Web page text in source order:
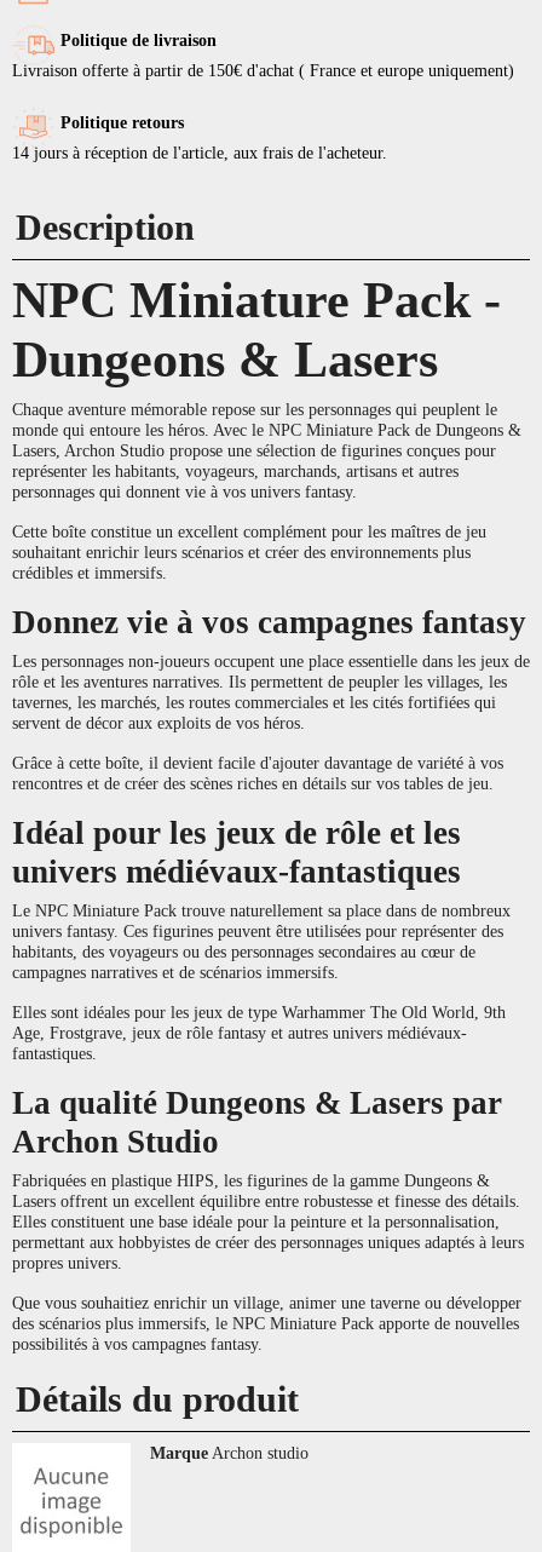
Politique de livraison
Livraison offerte à partir de 150€ d'achat ( France et europe uniquement)
Politique retours
14 jours à réception de l'article, aux frais de l'acheteur.
Description
NPC Miniature Pack -
Dungeons & Lasers
Chaque aventure mémorable repose sur les personnages qui peuplent le
monde qui entoure les héros. Avec le NPC Miniature Pack de Dungeons &
Lasers, Archon Studio propose une sélection de figurines conçues pour
représenter les habitants, voyageurs, marchands, artisans et autres
personnages qui donnent vie à vos univers fantasy.
Cette boîte constitue un excellent complément pour les maîtres de jeu
souhaitant enrichir leurs scénarios et créer des environnements plus
crédibles et immersifs.
Donnez vie à vos campagnes fantasy
Les personnages non-joueurs occupent une place essentielle dans les jeux de
rôle et les aventures narratives. Ils permettent de peupler les villages, les
tavernes, les marchés, les routes commerciales et les cités fortifiées qui
servent de décor aux exploits de vos héros.
Grâce à cette boîte, il devient facile d'ajouter davantage de variété à vos
rencontres et de créer des scènes riches en détails sur vos tables de jeu.
Idéal pour les jeux de rôle et les
univers médiévaux-fantastiques
Le NPC Miniature Pack trouve naturellement sa place dans de nombreux
univers fantasy. Ces figurines peuvent être utilisées pour représenter des
habitants, des voyageurs ou des personnages secondaires au cœur de
campagnes narratives et de scénarios immersifs.
Elles sont idéales pour les jeux de type Warhammer The Old World, 9th
Age, Frostgrave, jeux de rôle fantasy et autres univers médiévaux-
fantastiques.
La qualité Dungeons & Lasers par
Archon Studio
Fabriquées en plastique HIPS, les figurines de la gamme Dungeons &
Lasers offrent un excellent équilibre entre robustesse et finesse des détails.
Elles constituent une base idéale pour la peinture et la personnalisation,
permettant aux hobbyistes de créer des personnages uniques adaptés à leurs
propres univers.
Que vous souhaitiez enrichir un village, animer une taverne ou développer
des scénarios plus immersifs, le NPC Miniature Pack apporte de nouvelles
possibilités à vos campagnes fantasy.
Détails du produit
Marque Archon studio